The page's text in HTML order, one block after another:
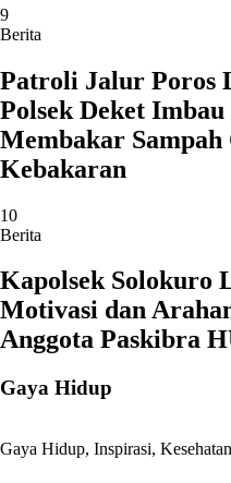
9
Berita
Patroli Jalur Poros
Polsek Deket
Membakar Sampah
Kebakaran
10
Berita
Kapolsek Solokuro
Motivasi dan
Anggota Paskibra
Gaya Hidup
Gaya Hidup, Inspirasi, Kesehatan